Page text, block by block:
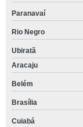
Paranavaí
Rio Negro
Ubiratã
Aracaju
Belém
Brasília
Cuiabá